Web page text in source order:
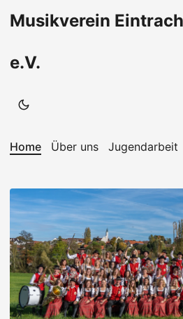
Musikverein
e.V.
Home Über uns Jugendarbeit